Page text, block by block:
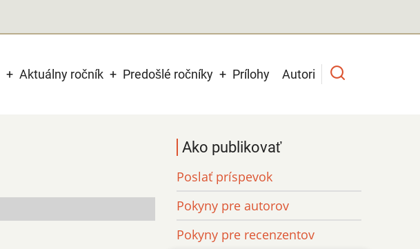
Aktuálny ročník Predošlé ročníky Prílohy Autori
Ako publikovať
Poslať príspevok
Pokyny pre autorov
Pokyny pre recenzentov